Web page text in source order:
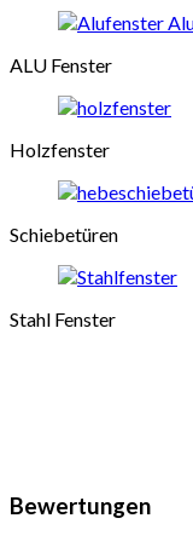
ALU Fenster
Holzfenster
Schiebetüren
Stahl Fenster
Bewertungen